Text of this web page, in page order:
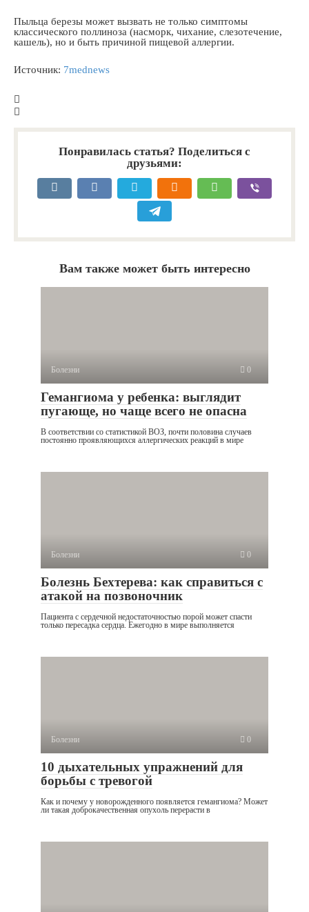
Пыльца березы может вызвать не только симптомы
классического поллиноза (насморк, чихание, слезотечение,
кашель), но и быть причиной пищевой аллергии.
Источник: 7mednews
Понравилась статья? Поделиться с
друзьями:
Вам также может быть интересно
Болезни 0
Гемангиома у ребенка: выглядит
пугающе, но чаще всего не опасна
В соответствии со статистикой ВОЗ, почти половина случаев
постоянно проявляющихся аллергических реакций в мире
Болезни 0
Болезнь Бехтерева: как справиться с
атакой на позвоночник
Пациента с сердечной недостаточностью порой может спасти
только пересадка сердца. Ежегодно в мире выполняется
Болезни 0
10 дыхательных упражнений для
борьбы с тревогой
Как и почему у новорожденного появляется гемангиома? Может
ли такая доброкачественная опухоль перерасти в